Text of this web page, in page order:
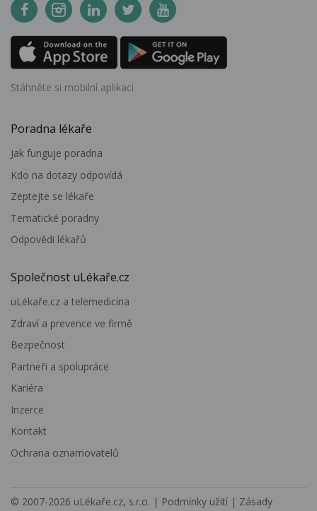
Stáhněte si mobilní aplikaci
Poradna lékaře
Jak funguje poradna
Kdo na dotazy odpovídá
Zeptejte se lékaře
Tematické poradny
Odpovědi lékařů
Společnost uLékaře.cz
uLékaře.cz a telemedicína
Zdraví a prevence ve firmě
Bezpečnost
Partneři a spolupráce
Kariéra
Inzerce
Kontakt
Ochrana oznamovatelů
© 2007-2026 uLékaře.cz, s.r.o. | Podmínky užití | Zásady